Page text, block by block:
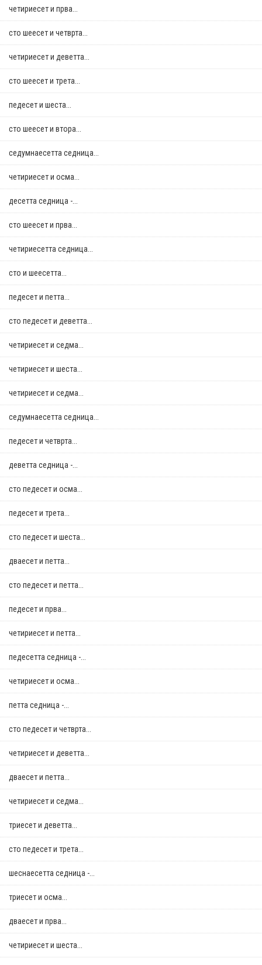
четириесет и прва...
сто шеесет и четврта...
четириесет и деветта...
сто шеесет и трета...
педесет и шеста...
сто шеесет и втора...
седумнаесетта седница...
четириесет и осма...
десетта седница -...
сто шеесет и прва...
четириесетта седница...
сто и шеесетта...
педесет и петта...
сто педесет и деветта...
четириесет и седма...
четириесет и шеста...
четириесет и седма...
седумнаесетта седница...
педесет и четврта...
деветта седница -...
сто педесет и осма...
педесет и трета...
сто педесет и шеста...
дваесет и петта...
сто педесет и петта...
педесет и прва...
четириесет и петта...
педесетта седница -...
четириесет и осма...
петта седница -...
сто педесет и четврта...
четириесет и деветта...
дваесет и петта...
четириесет и седма...
триесет и деветта...
сто педесет и трета...
шеснаесетта седница -...
триесет и осма...
дваесет и прва...
четириесет и шеста...